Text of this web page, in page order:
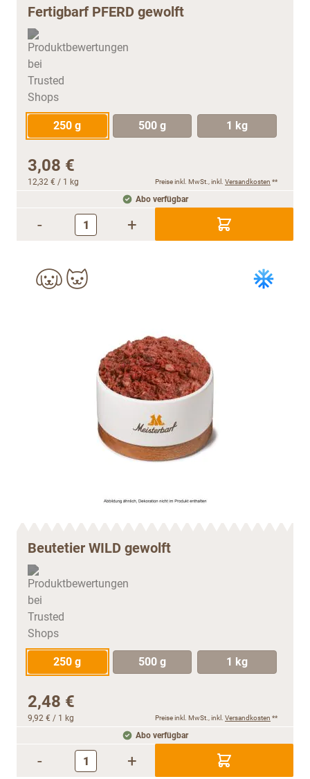
Fertigbarf PFERD gewolft
250 g 500 g 1 kg
3,08 €
12,32 € / 1 kg Preise inkl. MwSt., inkl. Versandkosten **
Abo verfügbar
- +
Beutetier WILD gewolft
250 g 500 g 1 kg
2,48 €
9,92 € / 1 kg Preise inkl. MwSt., inkl. Versandkosten **
Abo verfügbar
- +